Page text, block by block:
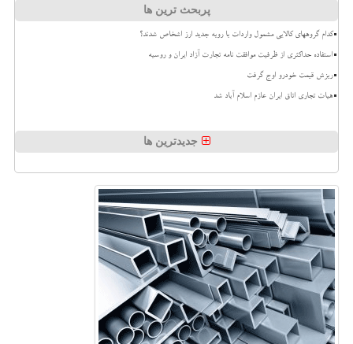
پربحث ترین ها
کدام گروههای کالایی مشمول واردات با رویه جدید ارز اشخاص شدند؟
استفاده حداکثری از ظرفیت موافقت نامه تجارت آزاد ایران و روسیه
ریزش قیمت خودرو اوج گرفت
هیات تجاری اتاق ایران عازم اسلام آباد شد
جدیدترین ها